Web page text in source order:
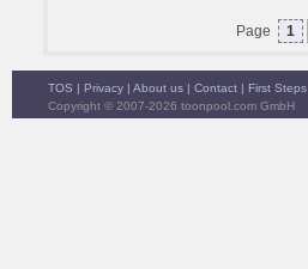
Page 1
TOS | Privacy | About us | Contact | First Steps
Copyright © 2007-2026 toonpool.com GmbH